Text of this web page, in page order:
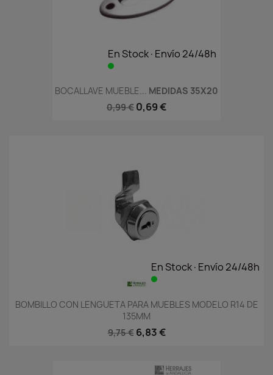
En Stock·Envío 24/48h
BOCALLAVE MUEBLE... MEDIDAS 35X20
0,99 € 0,69 €
En Stock·Envío 24/48h
BOMBILLO CON LENGUETA PARA MUEBLES MODELO R14 DE
135MM
9,75 € 6,83 €